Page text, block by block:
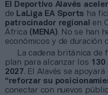
El Deportivo Alavés
de LaLiga EA Sports ha
patrocinador regional
en
África (MENA). No se han
económicos y de duración
La cadena británica de
plan para alcanzar los 130
2027. El Alavés se
“reforzar su
conectar con nuevos